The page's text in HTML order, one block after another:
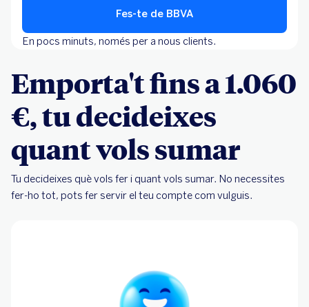
Fes-te de BBVA
En pocs minuts, només per a nous clients.
Emporta't fins a 1.060
€, tu decideixes
quant vols sumar
Tu decideixes què vols fer i quant vols sumar. No necessites
fer-ho tot, pots fer servir el teu compte com vulguis.